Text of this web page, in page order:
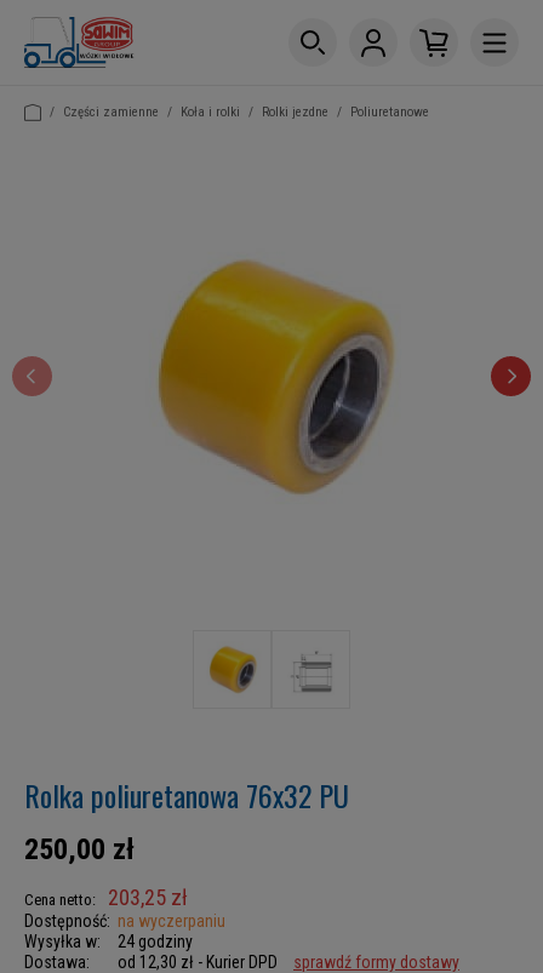
/ Części zamienne / Koła i rolki / Rolki jezdne / Poliuretanowe
Rolka poliuretanowa 76x32 PU
250,00 zł
Cena netto: 203,25 zł
Dostępność: na wyczerpaniu
Wysyłka w:
24 godziny
Dostawa:
od 12,30 zł - Kurier DPD sprawdź formy dostawy